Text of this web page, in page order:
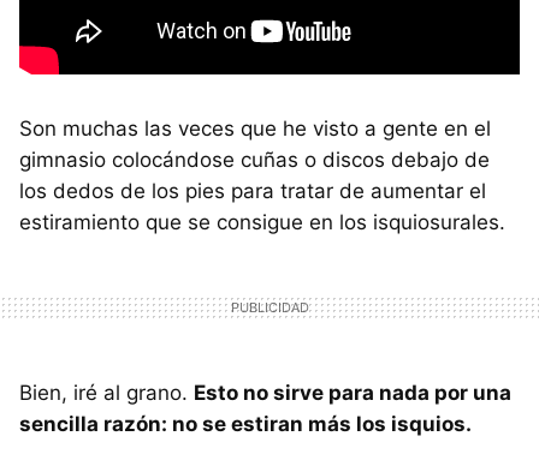
Son muchas las veces que he visto a gente en el
gimnasio colocándose cuñas o discos debajo de
los dedos de los pies para tratar de aumentar el
estiramiento que se consigue en los isquiosurales.
Bien, iré al grano. Esto no sirve para nada por una
sencilla razón: no se estiran más los isquios.